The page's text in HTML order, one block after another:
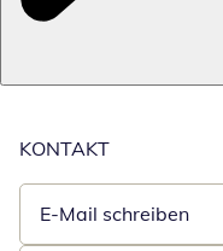
KONTAKT
E-Mail schreiben
Öffnet E-Mail-Client